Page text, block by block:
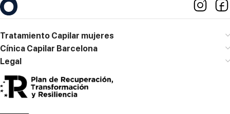
Tratamiento Capilar mujeres
Cínica Capilar Barcelona
Legal